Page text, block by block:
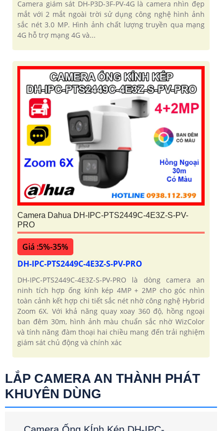
Camera giám sát DH-P3D-3F-PV-4G là camera nhìn đẹp
mắt với 2 mắt ngoài trời sử dụng công nghệ hình ảnh
sắc nét 3.0 MP. Hình ảnh chất lượng truyền qua mạng
4G hỗ trợ mạng 4G và...
Camera Dahua DH-IPC-PTS2449C-4E3Z-S-PV-
PRO
Giá :5%-35%
DH-IPC-PTS2449C-4E3Z-S-PV-PRO
DH-IPC-PTS2449C-4E3Z-S-PV-PRO là dòng camera an
ninh tích hợp ống kính kép 4MP + 2MP cho góc nhìn
toàn cảnh kết hợp chi tiết sắc nét nhờ công nghệ Hybrid
Zoom 6X. Với khả năng quay xoay 360 độ, hồng ngoại
ban đêm 30m, hình ảnh màu chuẩn sắc nhờ WizColor
và tính năng đàm thoại hai chiều mang đến trải nghiệm
giám sát chủ động và chính xác
LẮP CAMERA AN THÀNH PHÁT
KHUYÊN DÙNG